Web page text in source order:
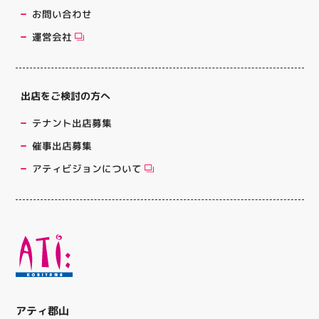
アティ郡山
お問い合わせ
運営会社
出店をご検討の方へ
テナント出店募集
催事出店募集
アティビジョンについて